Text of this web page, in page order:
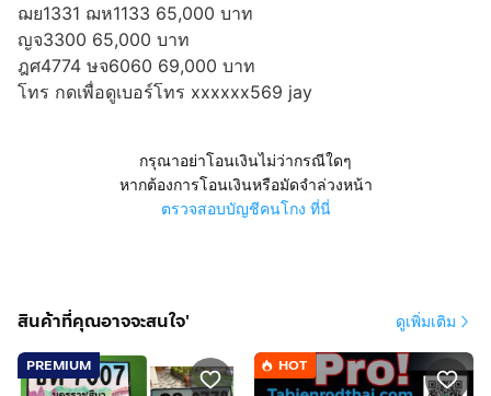
ฌย1331 ฌห1133 65,000 บาท
ญจ3300 65,000 บาท
ฎศ4774 ษจ6060 69,000 บาท
โทร กดเพื่อดูเบอร์โทร xxxxxx569 jay
กรุณาอย่าโอนเงินไม่ว่ากรณีใดๆ
หากต้องการโอนเงินหรือมัดจำล่วงหน้า
ตรวจสอบบัญชีคนโกง ที่นี่
สินค้าที่คุณอาจจะสนใจ' ดูเพิ่มเติม
PREMIUM HOT